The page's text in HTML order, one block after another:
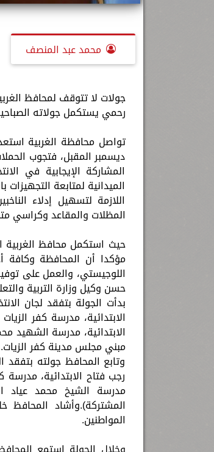
محمد عبد المنصف
جولات لا تتوقف لمحافظ
رحمي يستكمل جولاته
ديسمبر المقبل، فتجوب
المشاركة الإيجابية في
الميدانية لمتابعة
اللازمة لتسهيل إدلاء
المظلات والمقاعد وكراسي
حيث استكمل محافظ الغربية
مؤكدا أن المحافظة وكافة
اللوجيستي، والعمل على
حسن وكيل وزارة التربية
بدأت الجولة بتفقد لجان
الابتدائية، مدرسة كفر
الابتدائية، مدرسة الشهيد
مبني مجلس مدينة كفر الزيات.
وتابع المحافظ جولته
رجب فتاح الابتدائية، مدرسة
مدرسة الشيخ محمد عياد
المشتركة).وأشاد المحافظ
المواطنين.